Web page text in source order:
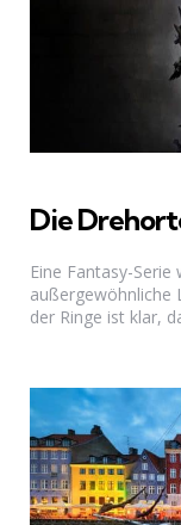
Die
Eine Fantasy-
außergewöhnliche
der Ringe ist klar,